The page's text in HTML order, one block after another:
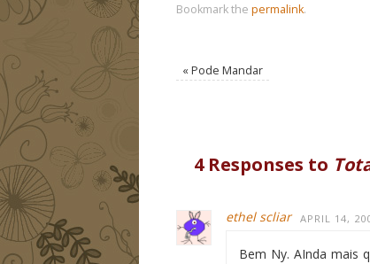
Bookmark the permalink.
« Pode Mandar
4 Responses to
ethel scliar APRIL 14,
Bem Ny. AInda mais